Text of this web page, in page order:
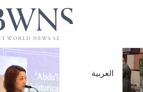
العربية